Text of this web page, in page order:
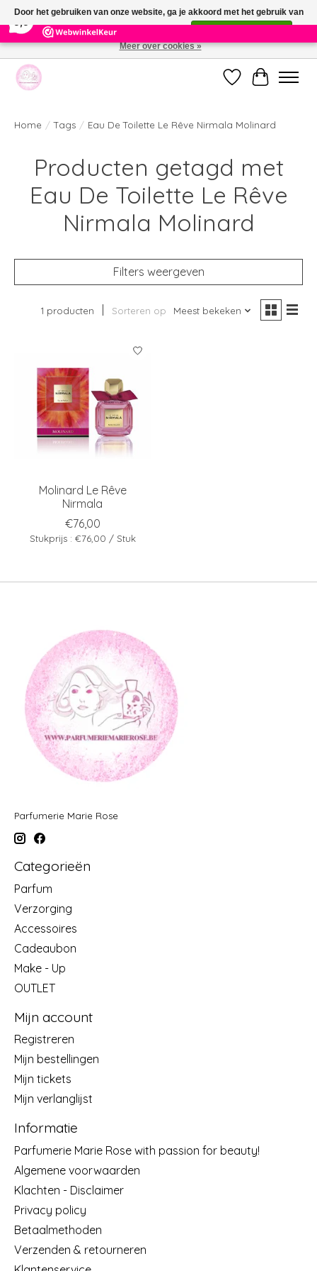
391 Reviews ×
Welkom bij de nieuwe webshop van Parfumerie Marie Rose
Verlanglijst
Home / Tags / Eau De Toilette Le Rêve Nirmala Molinard
Producten getagd met
Eau De Toilette Le Rêve
Nirmala Molinard
Filters weergeven
1 producten Sorteren op Meest bekeken
Molinard Le Rêve
Nirmala
€76,00
Stukprijs : €76,00 / Stuk
Parfumerie Marie Rose
Categorieën
Parfum
Verzorging
Accessoires
Cadeaubon
Make - Up
OUTLET
Mijn account
Registreren
Mijn bestellingen
Mijn tickets
Mijn verlanglijst
Informatie
Parfumerie Marie Rose with passion for beauty!
Algemene voorwaarden
Klachten - Disclaimer
Privacy policy
Betaalmethoden
Verzenden & retourneren
Door het gebruiken van onze website, ga je akkoord met het gebruik van
cookies om onze website te verbeteren.
Meer over cookies »